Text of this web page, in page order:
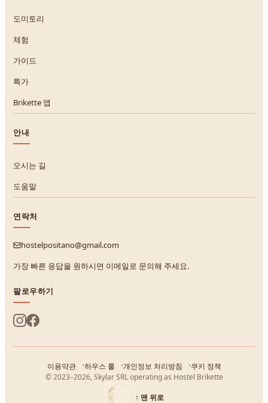
도미토리
체험
가이드
특가
Brikette 앱
안내
오시는 길
도움말
연락처
hostelpositano@gmail.com
가장 빠른 응답을 원하시면 이메일로 문의해 주세요.
팔로우하기
이용약관 하우스 룰 개인정보 처리방침
쿠키 정책
© 2023–2026, Skylar SRL operating as Hostel Brikette
↑ 맨 위로